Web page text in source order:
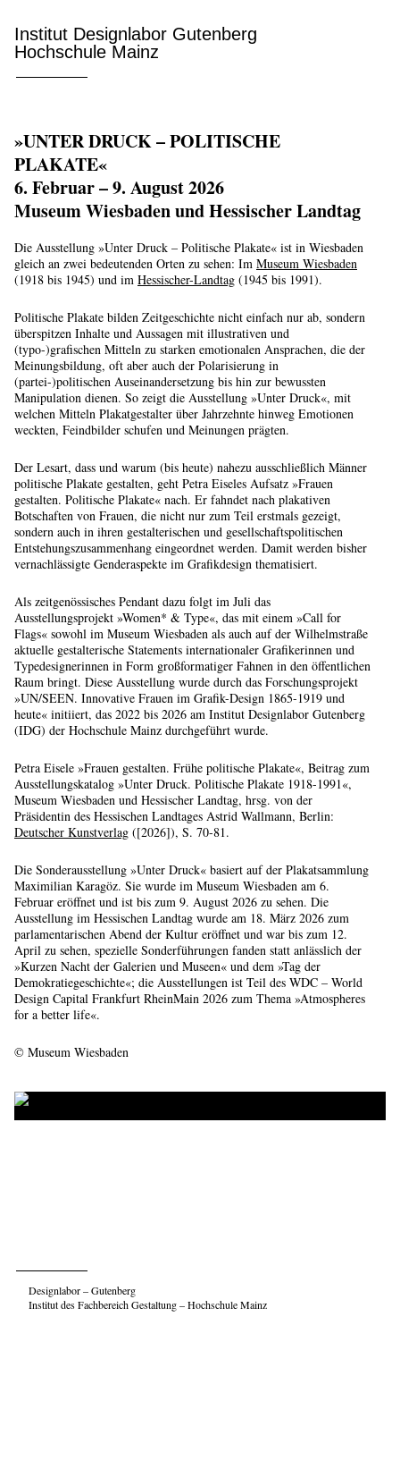
Institut Designlabor Gutenberg
Hochschule Mainz
»UNTER DRUCK – POLITISCHE
PLAKATE«
6. Februar – 9. August 2026
Museum Wiesbaden und Hessischer Landtag
Die Ausstellung »Unter Druck – Politische Plakate« ist in Wiesbaden
gleich an zwei bedeutenden Orten zu sehen: Im Museum Wiesbaden
(1918 bis 1945) und im Hessischer-Landtag (1945 bis 1991).
Politische Plakate bilden Zeitgeschichte nicht einfach nur ab, sondern
überspitzen Inhalte und Aussagen mit illustrativen und
(typo-)grafischen Mitteln zu starken emotionalen Ansprachen, die der
Meinungsbildung, oft aber auch der Polarisierung in
(partei-)politischen Auseinandersetzung bis hin zur bewussten
Manipulation dienen. So zeigt die Ausstellung »Unter Druck«, mit
welchen Mitteln Plakatgestalter über Jahrzehnte hinweg Emotionen
weckten, Feindbilder schufen und Meinungen prägten.
Der Lesart, dass und warum (bis heute) nahezu ausschließlich Männer
politische Plakate gestalten, geht Petra Eiseles Aufsatz »Frauen
gestalten. Politische Plakate« nach. Er fahndet nach plakativen
Botschaften von Frauen, die nicht nur zum Teil erstmals gezeigt,
sondern auch in ihren gestalterischen und gesellschaftspolitischen
Entstehungszusammenhang eingeordnet werden. Damit werden bisher
vernachlässigte Genderaspekte im Grafikdesign thematisiert.
Als zeitgenössisches Pendant dazu folgt im Juli das
Ausstellungsprojekt »Women* & Type«, das mit einem »Call for
Flags« sowohl im Museum Wiesbaden als auch auf der Wilhelmstraße
aktuelle gestalterische Statements internationaler Grafikerinnen und
Typedesignerinnen in Form großformatiger Fahnen in den öffentlichen
Raum bringt. Diese Ausstellung wurde durch das Forschungsprojekt
»UN/SEEN. Innovative Frauen im Grafik-Design 1865-1919 und
heute« initiiert, das 2022 bis 2026 am Institut Designlabor Gutenberg
(IDG) der Hochschule Mainz durchgeführt wurde.
Petra Eisele »Frauen gestalten. Frühe politische Plakate«, Beitrag zum
Ausstellungskatalog »Unter Druck. Politische Plakate 1918-1991«,
Museum Wiesbaden und Hessischer Landtag, hrsg. von der
Präsidentin des Hessischen Landtages Astrid Wallmann, Berlin:
Deutscher Kunstverlag ([2026]), S. 70-81.
Die Sonderausstellung »Unter Druck« basiert auf der Plakatsammlung
Maximilian Karagöz. Sie wurde im Museum Wiesbaden am 6.
Februar eröffnet und ist bis zum 9. August 2026 zu sehen. Die
Ausstellung im Hessischen Landtag wurde am 18. März 2026 zum
parlamentarischen Abend der Kultur eröffnet und war bis zum 12.
April zu sehen, spezielle Sonderführungen fanden statt anlässlich der
»Kurzen Nacht der Galerien und Museen« und dem »Tag der
Demokratiegeschichte«; die Ausstellungen ist Teil des WDC – World
Design Capital Frankfurt RheinMain 2026 zum Thema »Atmospheres
for a better life«.
© Museum Wiesbaden
Designlabor – Gutenberg
Institut des Fachbereich Gestaltung – Hochschule Mainz